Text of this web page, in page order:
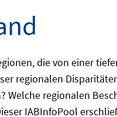
die von einer
regionalen
regionalen
IABInfoPool